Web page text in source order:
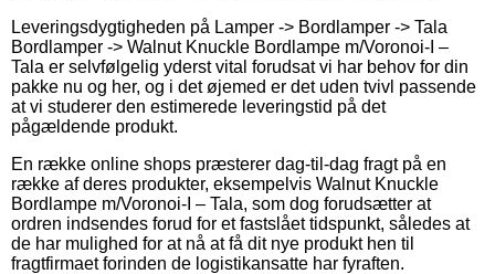
Leveringsdygtigheden på Lamper -> Bordlamper -> Tala
Bordlamper -> Walnut Knuckle Bordlampe m/Voronoi-I –
Tala er selvfølgelig yderst vital forudsat vi har behov for din
pakke nu og her, og i det øjemed er det uden tvivl passende
at vi studerer den estimerede leveringstid på det
pågældende produkt.
En række online shops præsterer dag-til-dag fragt på en
række af deres produkter, eksempelvis Walnut Knuckle
Bordlampe m/Voronoi-I – Tala, som dog forudsætter at
ordren indsendes forud for et fastslået tidspunkt, således at
de har mulighed for at nå at få dit nye produkt hen til
fragtfirmaet forinden de logistikansatte har fyraften.